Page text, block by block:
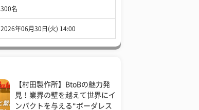
300名
2026年06月30日(火) 14:00
【村田製作所】BtoBの魅力発
見！業界の壁を越えて世界にイ
ンパクトを与える“ボーダレス